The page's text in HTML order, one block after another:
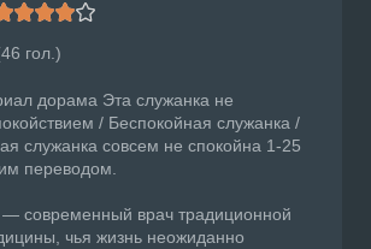
46 гол.)
дорама Эта служанка не
/ Беспокойная служанка /
служанка совсем не спокойна 1-25
переводом.
современный врач традиционной
чья жизнь неожиданно